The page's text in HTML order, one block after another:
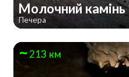
Молочний камінь
Печера
213 км